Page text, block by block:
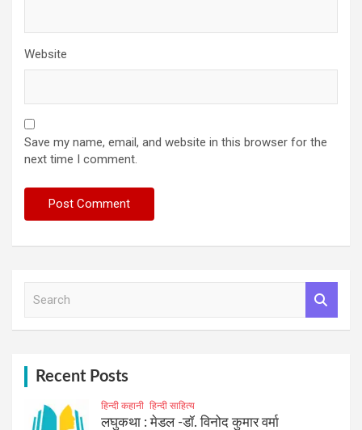
Website
Save my name, email, and website in this browser for the
next time I comment.
Recent Posts
हिन्दी कहानी हिन्दी साहित्य
लघुकथा : मेडल -डॉ. विनोद कुमार वर्मा